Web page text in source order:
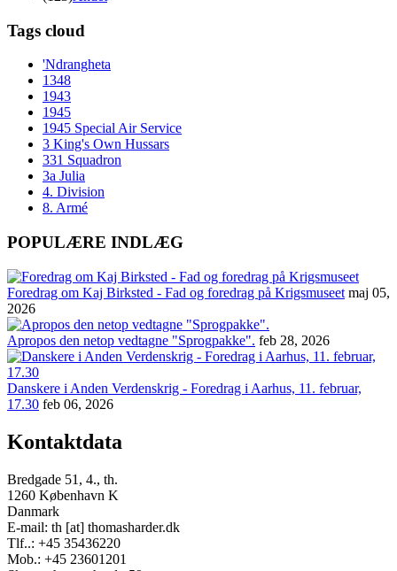
Tags cloud
'Ndrangheta
1348
1943
1945
1945 Special Air Service
3 King's Own Hussars
331 Squadron
3a Julia
4. Division
8. Armé
POPULÆRE INDLÆG
Foredrag om Kaj Birksted - Fad og foredrag på Krigsmuseet maj 05,
2026
Apropos den netop vedtagne "Sprogpakke". feb 28, 2026
Danskere i Anden Verdenskrig - Foredrag i Aarhus, 11. februar,
17.30 feb 06, 2026
Kontaktdata
Bredgade 51, 4., th.
1260 København K
Danmark
E-mail: th [at] thomasharder.dk
Tlf..: +45 35436220
Mob.: +45 23601201